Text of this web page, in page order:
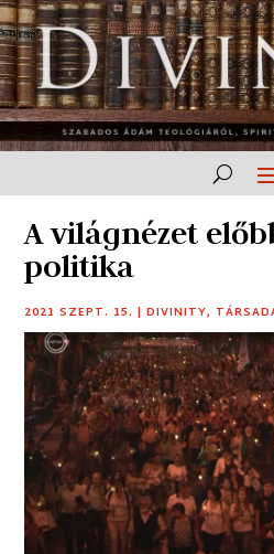
A világnézet
politika
2021 SZEPT. 15. |DIVINITY,